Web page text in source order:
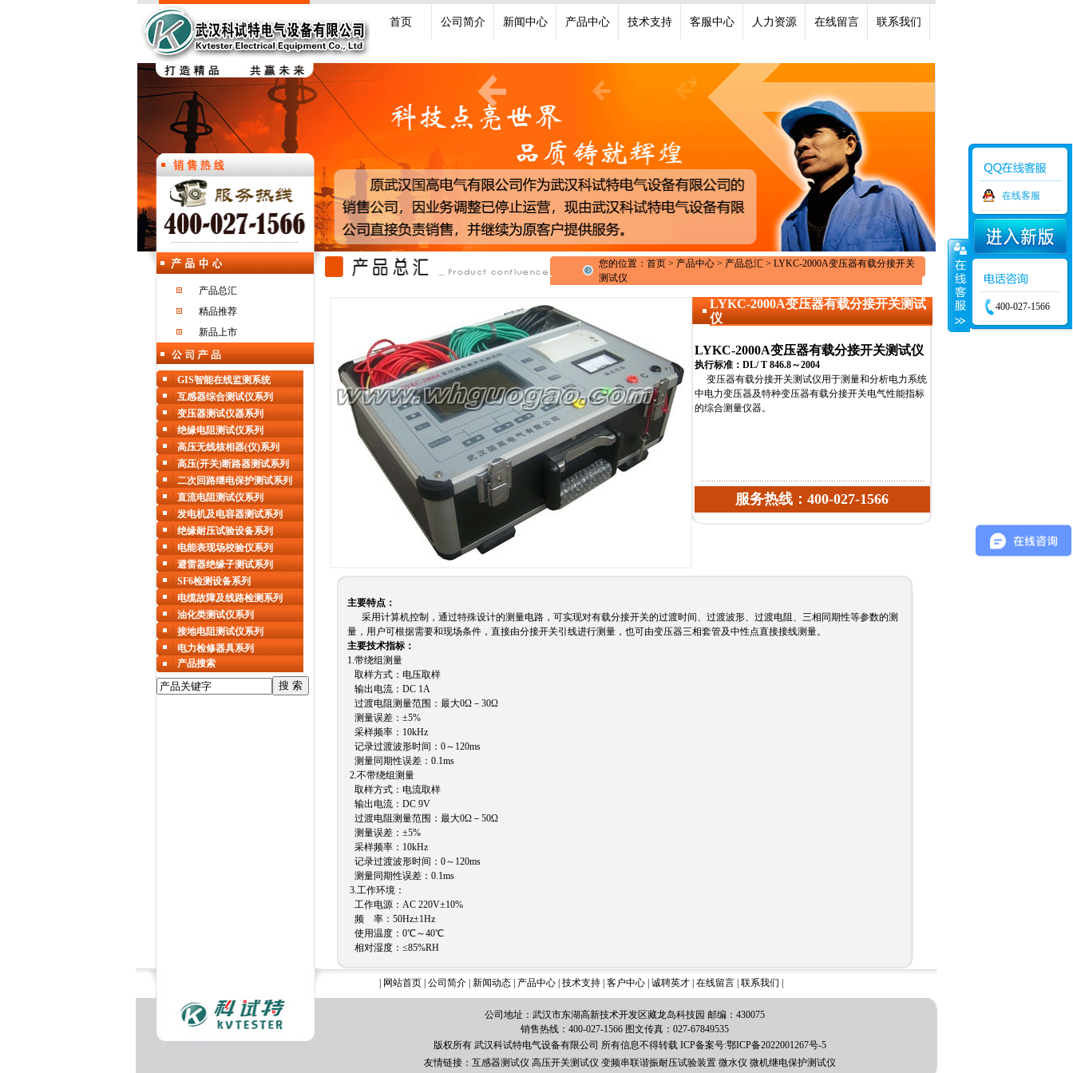
首页 公司简介 新闻中心 产品中心 技术支持 客服中心 人力资源 在线留言 联系我们
产品总汇
精品推荐
新品上市
您的位置：首页 > 产品中心 > 产品总汇 > LYKC-2000A变压器有载分接开关
测试仪
LYKC-2000A变压器有载分接开关测试
仪
LYKC-2000A变压器有载分接开关测试仪
执行标准：DL/ T 846.8～2004
变压器有载分接开关测试仪用于测量和分析电力系统
中电力变压器及特种变压器有载分接开关电气性能指标
的综合测量仪器。
服务热线：400-027-1566
主要特点：
采用计算机控制，通过特殊设计的测量电路，可实现对有载分接开关的过渡时间、过渡波形、过渡电阻、三相同期性等参数的测
量，用户可根据需要和现场条件，直接由分接开关引线进行测量，也可由变压器三相套管及中性点直接接线测量。
主要技术指标：
1.带绕组测量
取样方式：电压取样
输出电流：DC 1A
过渡电阻测量范围：最大0Ω－30Ω
测量误差：±5%
采样频率：10kHz
记录过渡波形时间：0～120ms
测量同期性误差：0.1ms
2.不带绕组测量
取样方式：电流取样
输出电流：DC 9V
过渡电阻测量范围：最大0Ω－50Ω
测量误差：±5%
采样频率：10kHz
记录过渡波形时间：0～120ms
测量同期性误差：0.1ms
3.工作环境：
工作电源：AC 220V±10%
频 率：50Hz±1Hz
使用温度：0℃～40℃
相对湿度：≤85%RH
GIS智能在线监测系统
互感器综合测试仪系列
变压器测试仪器系列
绝缘电阻测试仪系列
高压无线核相器(仪)系列
高压(开关)断路器测试系列
二次回路继电保护测试系列
直流电阻测试仪系列
发电机及电容器测试系列
绝缘耐压试验设备系列
电能表现场校验仪系列
避雷器绝缘子测试系列
SF6检测设备系列
电缆故障及线路检测系列
油化类测试仪系列
接地电阻测试仪系列
电力检修器具系列
产品搜索
网站首页 公司简介 新闻动态 产品中心 技术支持 客户中心 诚聘英才 在线留言 联系我们
公司地址：武汉市东湖高新技术开发区藏龙岛科技园 邮编：430075
销售热线：400-027-1566 图文传真：027-67849535
版权所有 武汉科试特电气设备有限公司 所有信息不得转载 ICP备案号:鄂ICP备2022001267号-5
友情链接： 互感器测试仪 高压开关测试仪 变频串联谐振耐压试验装置 微水仪 微机继电保护测试仪
在线客服
400-027-1566